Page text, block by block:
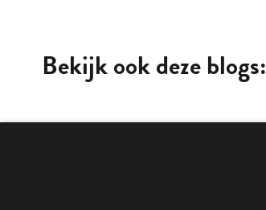
Bekijk ook deze blogs: